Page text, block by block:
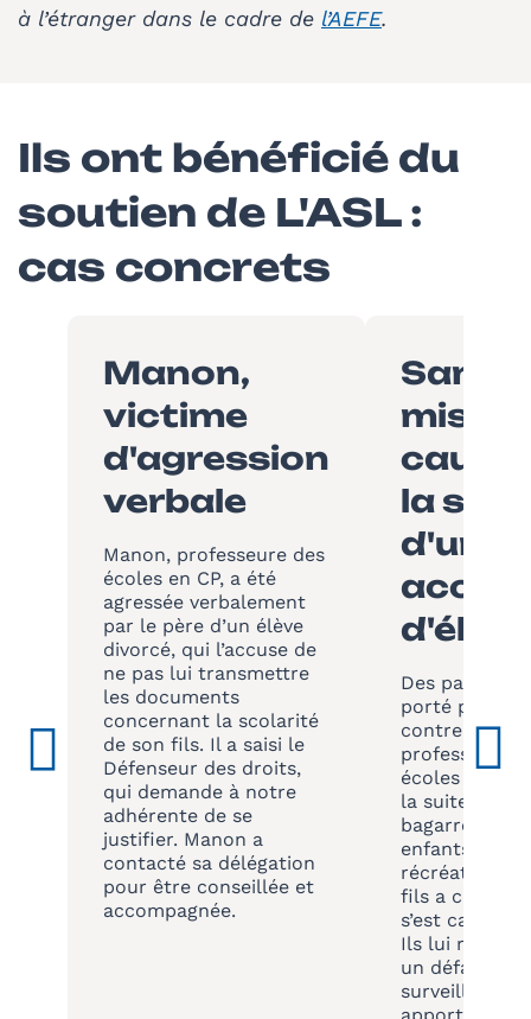
à l’étranger dans le cadre de l’AEFE.
Ils ont bénéficié du
soutien de L'ASL :
cas concrets
Manon,
victime
d'agression
verbale
Manon, professeure des
écoles en CP, a été
agressée verbalement
par le père d’un élève
divorcé, qui l’accuse de
ne pas lui transmettre
les documents
concernant la scolarité
de son fils. Il a saisi le
Défenseur des droits,
qui demande à notre
adhérente de se
justifier. Manon a
contacté sa délégation
pour être conseillée et
accompagnée.
mis en
cause
la
d'un
d'élève
Des parents
porté plainte
contre
professeur
écoles en
la suite d’une
bagarre entre
enfants lors
récréation,
fils a chuté et
s’est cassé le
Ils lui
un défaut de
surveillance.